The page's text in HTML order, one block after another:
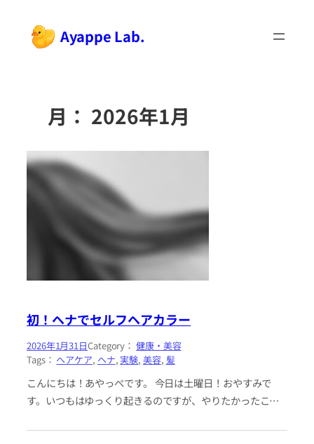
Ayappe Lab.
月： 2026年1月
初！ヘナでセルフヘアカラー
2026年1月31日Category：健康・美容
Tags： ヘアケア, ヘナ, 実験, 美容, 髪
こんにちは！あやっぺです。 今日は土曜日！おやすみで
す。いつもはゆっくり起きるのですが、やりたかったこと
こと……それは、ヘナで…